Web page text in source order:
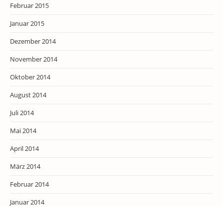
Februar 2015
Januar 2015
Dezember 2014
November 2014
Oktober 2014
August 2014
Juli 2014
Mai 2014
April 2014
März 2014
Februar 2014
Januar 2014